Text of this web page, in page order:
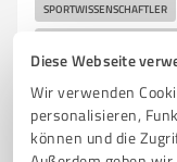
Diese Webseite
Wir verwenden
personalisieren,
können und die
SPORTWISSENSCHAFTLER
Am Houiller Pl.
info@viversani.de